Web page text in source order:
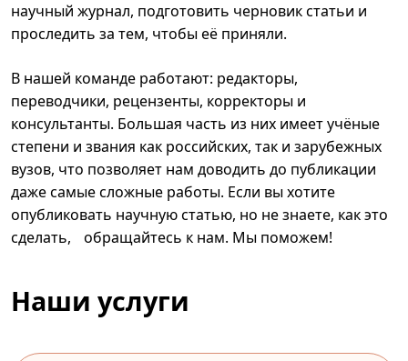
научный журнал, подготовить черновик статьи и
проследить за тем, чтобы её приняли.
В нашей команде работают: редакторы,
переводчики, рецензенты, корректоры и
консультанты. Большая часть из них имеет учёные
степени и звания как российских, так и зарубежных
вузов, что позволяет нам доводить до публикации
даже самые сложные работы. Если вы хотите
опубликовать научную статью, но не знаете, как это
сделать, обращайтесь к нам. Мы поможем!
Наши услуги